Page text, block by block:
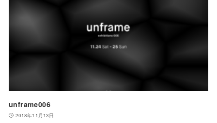
unframe006
2018年11月13日